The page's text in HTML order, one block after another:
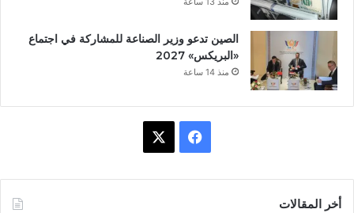
الصين تدعو وزير الصناعة للمشاركة في اجتماع
«البريكس» 2027
منذ 14 ساعة
فيسبوك
أخر المقالات